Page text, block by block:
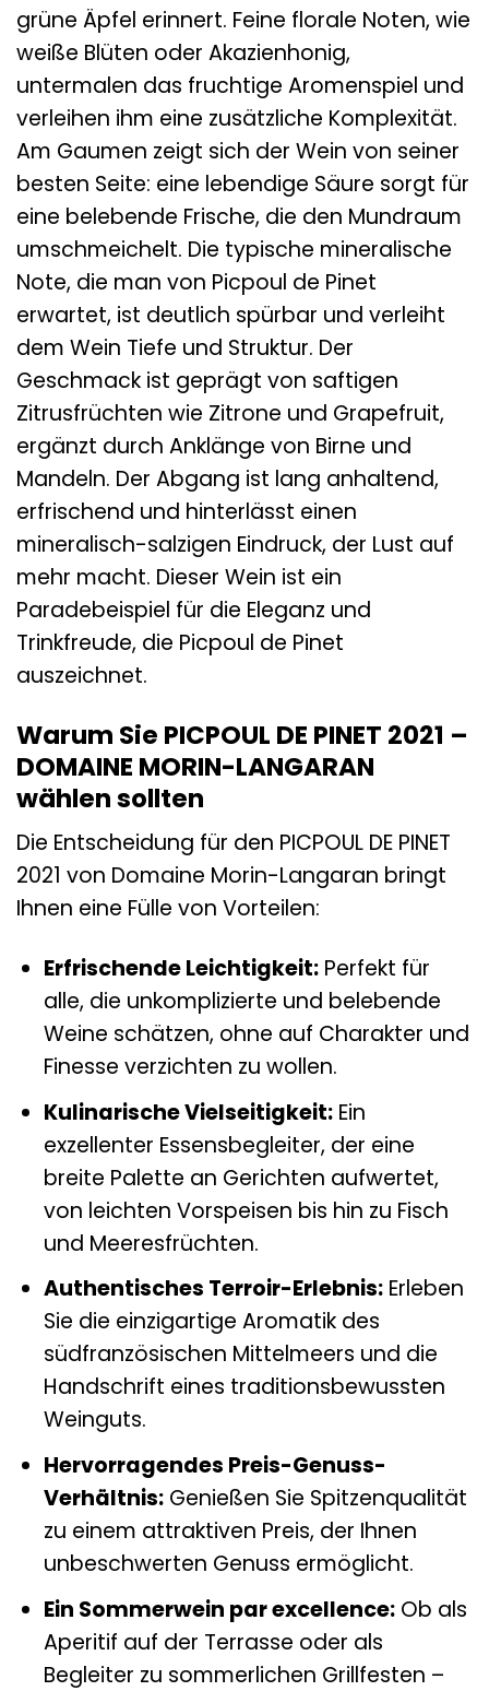
grüne Äpfel erinnert. Feine florale Noten, wie
weiße Blüten oder Akazienhonig,
untermalen das fruchtige Aromenspiel und
verleihen ihm eine zusätzliche Komplexität.
Am Gaumen zeigt sich der Wein von seiner
besten Seite: eine lebendige Säure sorgt für
eine belebende Frische, die den Mundraum
umschmeichelt. Die typische mineralische
Note, die man von Picpoul de Pinet
erwartet, ist deutlich spürbar und verleiht
dem Wein Tiefe und Struktur. Der
Geschmack ist geprägt von saftigen
Zitrusfrüchten wie Zitrone und Grapefruit,
ergänzt durch Anklänge von Birne und
Mandeln. Der Abgang ist lang anhaltend,
erfrischend und hinterlässt einen
mineralisch-salzigen Eindruck, der Lust auf
mehr macht. Dieser Wein ist ein
Paradebeispiel für die Eleganz und
Trinkfreude, die Picpoul de Pinet
auszeichnet.
Warum Sie PICPOUL DE PINET 2021 –
DOMAINE MORIN-LANGARAN
wählen sollten
Die Entscheidung für den PICPOUL DE PINET
2021 von Domaine Morin-Langaran bringt
Ihnen eine Fülle von Vorteilen:
Erfrischende Leichtigkeit:Perfekt für
alle, die unkomplizierte und belebende
Weine schätzen, ohne auf Charakter und
Finesse verzichten zu wollen.
Kulinarische Vielseitigkeit:Ein
exzellenter Essensbegleiter, der eine
breite Palette an Gerichten aufwertet,
von leichten Vorspeisen bis hin zu Fisch
und Meeresfrüchten.
Authentisches Terroir-Erlebnis:Erleben
Sie die einzigartige Aromatik des
südfranzösischen Mittelmeers und die
Handschrift eines traditionsbewussten
Weinguts.
Hervorragendes Preis-Genuss-
Verhältnis:Genießen Sie Spitzenqualität
zu einem attraktiven Preis, der Ihnen
unbeschwerten Genuss ermöglicht.
Ein Sommerwein par excellence:Ob als
Aperitif auf der Terrasse oder als
Begleiter zu sommerlichen Grillfesten –